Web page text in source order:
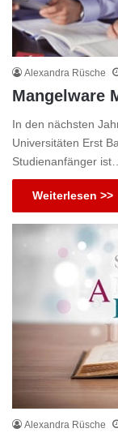
Alexandra Rüsche
Mangelware
In den nächsten
Universitäten Erst
Studienanfänger
Weiterlesen >>
Alexandra Rüsche